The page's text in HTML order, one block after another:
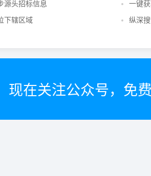
源头招标信息
下辖区域
一键
纵深
现在关注公众号，免